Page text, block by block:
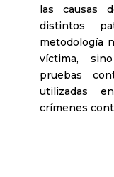
las causas
distintos
metodología
víctima,
pruebas
utilizadas
crímenes